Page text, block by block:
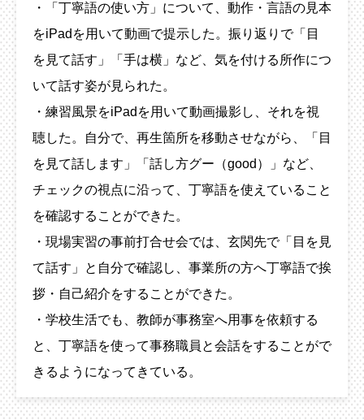
・「丁寧語の使い方」について、動作・言語の見本
をiPadを用いて動画で提示した。振り返りで「目
を見て話す」「手は横」など、気を付ける所作につ
いて話す姿が見られた。
・練習風景をiPadを用いて動画撮影し、それを視
聴した。自分で、再生箇所を移動させながら、「目
を見て話します」「話し方グー（good）」など、
チェックの視点に沿って、丁寧語を使えていること
を確認することができた。
・現場実習の事前打合せ会では、玄関先で「目を見
て話す」と自分で確認し、事業所の方へ丁寧語で挨
拶・自己紹介をすることができた。
・学校生活でも、教師が事務室へ用事を依頼する
と、丁寧語を使って事務職員と会話をすることがで
きるようになってきている。